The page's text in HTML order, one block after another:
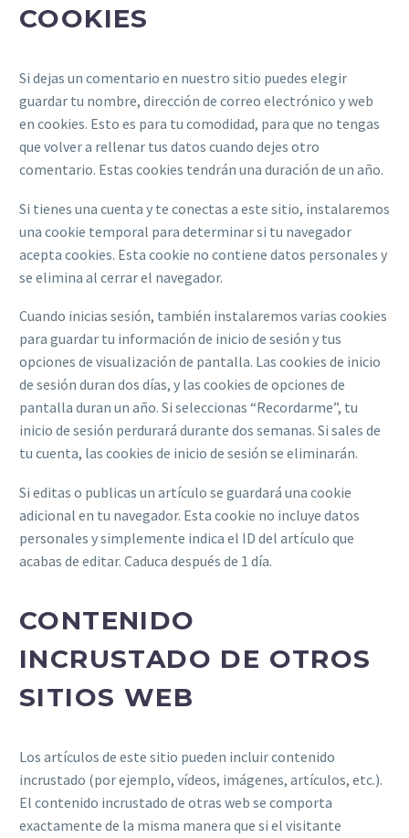
COOKIES
Si dejas un comentario en nuestro sitio puedes elegir
guardar tu nombre, dirección de correo electrónico y web
en cookies. Esto es para tu comodidad, para que no tengas
que volver a rellenar tus datos cuando dejes otro
comentario. Estas cookies tendrán una duración de un año.
Si tienes una cuenta y te conectas a este sitio, instalaremos
una cookie temporal para determinar si tu navegador
acepta cookies. Esta cookie no contiene datos personales y
se elimina al cerrar el navegador.
Cuando inicias sesión, también instalaremos varias cookies
para guardar tu información de inicio de sesión y tus
opciones de visualización de pantalla. Las cookies de inicio
de sesión duran dos días, y las cookies de opciones de
pantalla duran un año. Si seleccionas “Recordarme”, tu
inicio de sesión perdurará durante dos semanas. Si sales de
tu cuenta, las cookies de inicio de sesión se eliminarán.
Si editas o publicas un artículo se guardará una cookie
adicional en tu navegador. Esta cookie no incluye datos
personales y simplemente indica el ID del artículo que
acabas de editar. Caduca después de 1 día.
CONTENIDO
INCRUSTADO DE OTROS
SITIOS WEB
Los artículos de este sitio pueden incluir contenido
incrustado (por ejemplo, vídeos, imágenes, artículos, etc.).
El contenido incrustado de otras web se comporta
exactamente de la misma manera que si el visitante